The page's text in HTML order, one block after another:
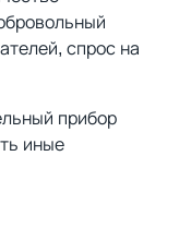
спрос на
прибор
иные